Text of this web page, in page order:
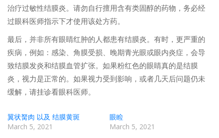
治疗过敏性结膜炎。请勿自行擅用含有类固醇的药物，务必经
过眼科医师指示下才使用该处方药。
最后，并非所有眼睛红肿的人都患有结膜炎。有时，更严重的
疾病，例如：感染、角膜受损、晚期青光眼或眼内炎症，会导
致结膜发炎和结膜血管扩张。如果粉红色的眼睛真的是结膜
炎，视力是正常的。如果视力受到影响，或者几天后问题仍未
缓解，请挂诊看眼科医师。
翼状胬肉 以及 结膜黄斑
March 5, 2021
眼睑
March 5, 2021